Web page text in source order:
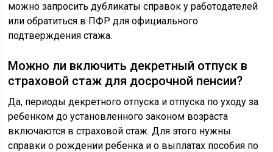
можно запросить дубликаты справок у работодателей
или обратиться в ПФР для официального
подтверждения стажа.
Можно ли включить декретный отпуск в
страховой стаж для досрочной пенсии?
Да, периоды декретного отпуска и отпуска по уходу за
ребенком до установленного законом возраста
включаются в страховой стаж. Для этого нужны
справки о рождении ребенка и о выплатах пособия по